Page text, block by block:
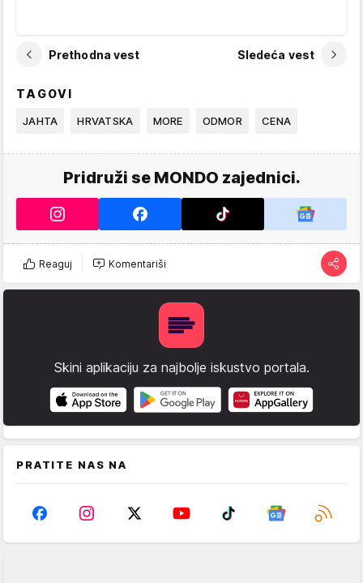
Prethodna vest Sledeća vest
TAGOVI
JAHTA HRVATSKA MORE ODMOR CENA
Pridruži se MONDO zajednici.
Reaguj Komentariši
Skini aplikaciju za najbolje iskustvo portala.
PRATITE NAS NA